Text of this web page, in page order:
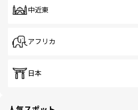
中近東
アフリカ
日本